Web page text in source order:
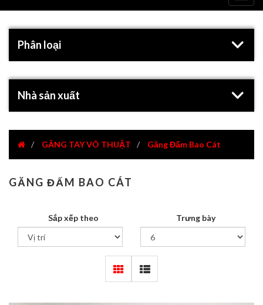
Phân loại
Nhà sản xuất
GĂNG TAY VÕ THUẬT Găng Đấm Bao Cát
GĂNG ĐẤM BAO CÁT
Sắp xếp theo Trưng bày